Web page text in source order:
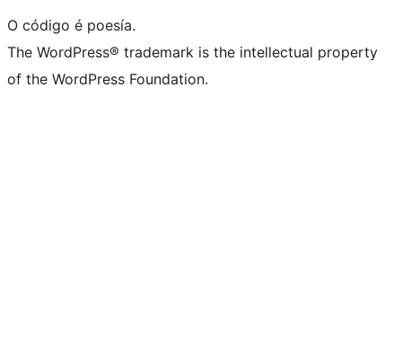
O código é poesía.
The WordPress® trademark is the intellectual property
of the WordPress Foundation.